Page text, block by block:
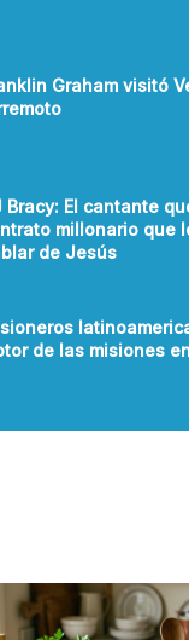
Graham visitó
Bracy: El cantante
millonario que
de Jesús
de las misiones